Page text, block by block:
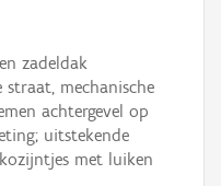
zadeldak
mechanische
achtergevel op
uitstekende
met luiken